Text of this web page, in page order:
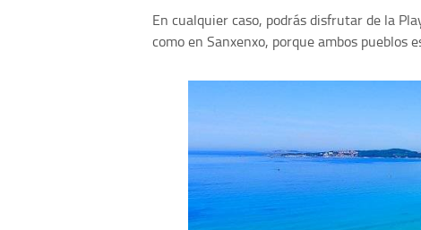
En cualquier caso, podrás disfrutar de la
como en Sanxenxo, porque ambos pueblos